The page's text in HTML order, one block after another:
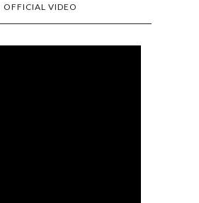
OFFICIAL VIDEO